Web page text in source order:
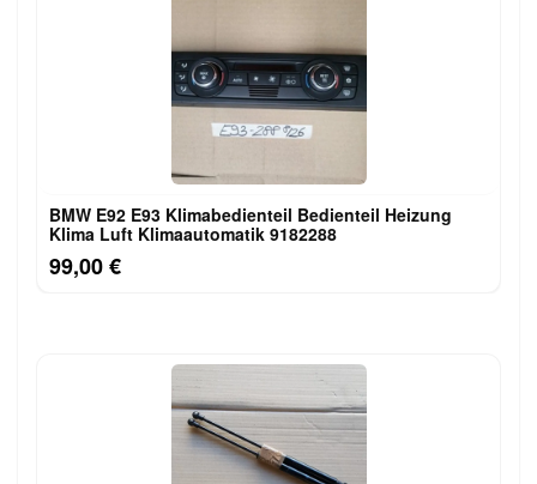
BMW E92 E93 Klimabedienteil Bedienteil Heizung
Klima Luft Klimaautomatik 9182288
99,00 €